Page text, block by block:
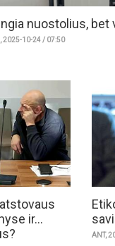
nuostolius, bet
2025-10-24 / 07:50
ir...
ANT,